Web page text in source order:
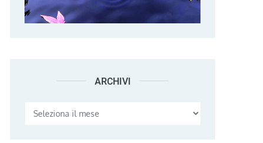
ARCHIVI Archivi